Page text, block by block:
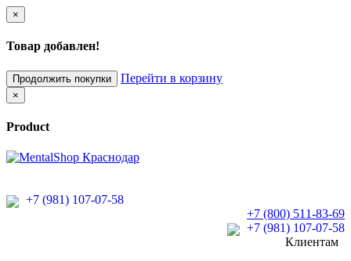
×
Товар добавлен!
Продолжить покупки Перейти в корзину
×
Product
+7 (981) 107-07-58
+7 (800) 511-83-69
+7 (981) 107-07-58
Клиентам